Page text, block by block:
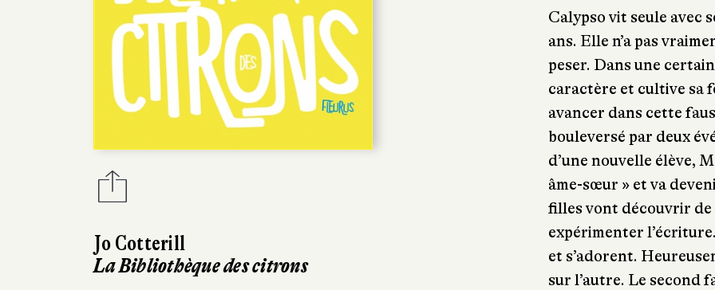
Jo Cotterill
La Bibliothèque des citrons
Calypso vit seule avec
ans. Elle n’a pas
peser. Dans une
caractère et cultive sa
avancer dans cette
bouleversé par deux
d’une nouvelle élève,
âme-sœur » et va
filles vont découvrir de
expérimenter
et s’adorent.
sur l’autre. Le second